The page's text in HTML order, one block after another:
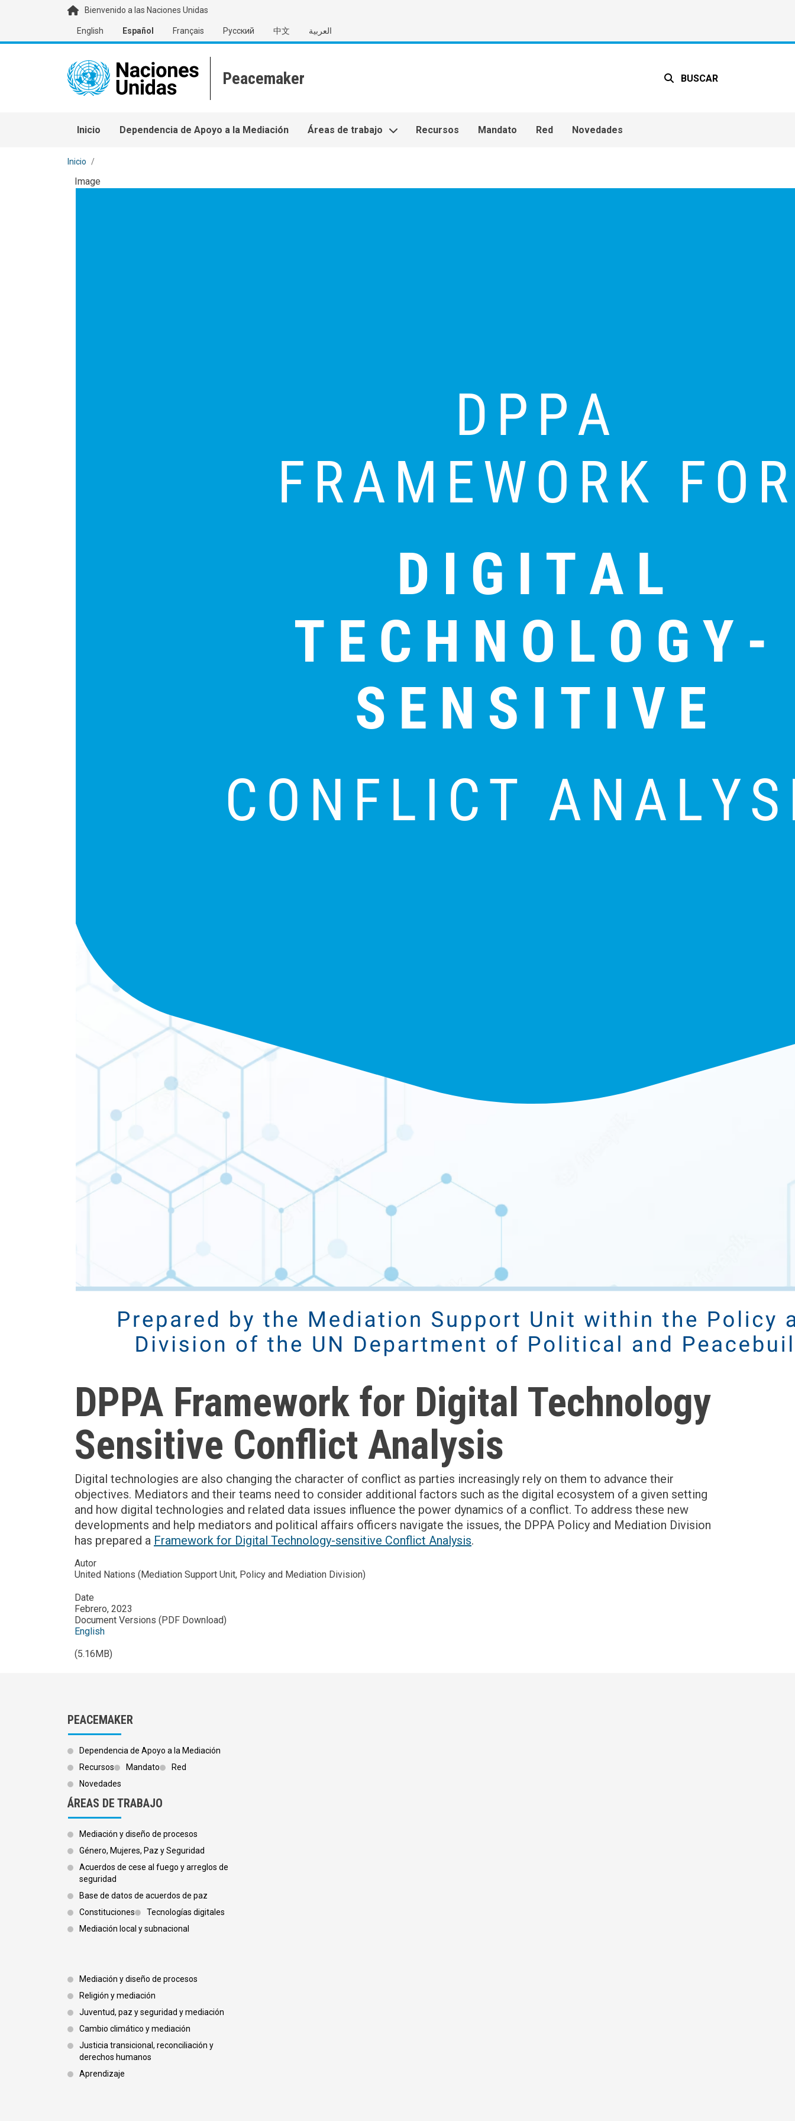
Pasar al contenido principalBienvenido a las Naciones Unidas
English Español Français Русский 中文 العربية
BUSCAR
Main navigation
Inicio Dependencia de Apoyo a la Mediación Áreas de trabajo Recursos Mandato Red Novedades
Inicio
Image
DPPA Framework for Digital Technology
Sensitive Conflict Analysis
Digital technologies are also changing the character of conflict as parties increasingly rely on them to advance their
objectives. Mediators and their teams need to consider additional factors such as the digital ecosystem of a given setting
and how digital technologies and related data issues influence the power dynamics of a conflict. To address these new
developments and help mediators and political affairs officers navigate the issues, the DPPA Policy and Mediation Division
has prepared a Framework for Digital Technology-sensitive Conflict Analysis.
Autor
United Nations (Mediation Support Unit, Policy and Mediation Division)
Date
Febrero, 2023
Document Versions (PDF Download)
English
(5.16MB)
PEACEMAKER
Dependencia de Apoyo a la Mediación
Recursos
Mandato
Red
Novedades
ÁREAS DE TRABAJO
Mediación y diseño de procesos
Género, Mujeres, Paz y Seguridad
Acuerdos de cese al fuego y arreglos de
seguridad
Base de datos de acuerdos de paz
Constituciones
Tecnologías digitales
Mediación local y subnacional
Footer 3
Mediación y diseño de procesos
Religión y mediación
Juventud, paz y seguridad y mediación
Cambio climático y mediación
Justicia transicional, reconciliación y
derechos humanos
Aprendizaje